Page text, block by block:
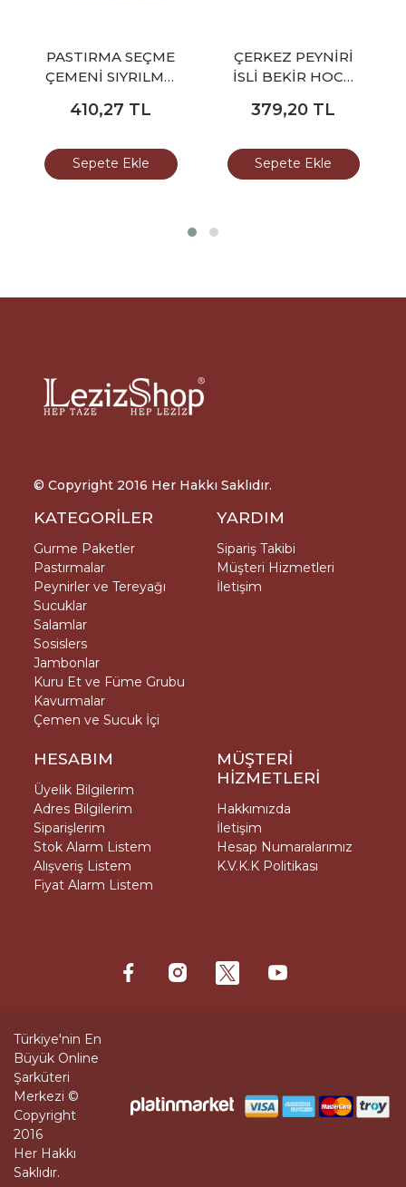
PASTIRMA SEÇME
ÇEMENİ SIYRILMIŞ
HOCA 100 GR
410,27 TL
Sepete Ekle
ÇERKEZ PEYNİRİ
İSLİ BEKİR HOCA
379,20 TL
Sepete Ekle
© Copyright 2016 Her Hakkı Saklıdır.
KATEGORİLER
Gurme Paketler
Pastırmalar
Peynirler ve Tereyağı
Sucuklar
Salamlar
Sosislers
Jambonlar
Kuru Et ve Füme Grubu
Kavurmalar
Çemen ve Sucuk İçi
YARDIM
Sipariş Takibi
Müşteri Hizmetleri
İletişim
HESABIM
Üyelik Bilgilerim
Adres Bilgilerim
Siparişlerim
Stok Alarm Listem
Alışveriş Listem
Fiyat Alarm Listem
MÜŞTERİ
HİZMETLERİ
Hakkımızda
İletişim
Hesap Numaralarımız
K.V.K.K Politikası
Türkiye'nin En
Büyük Online
Şarküteri
Merkezi ©
Copyright
2016
Her Hakkı
Saklıdır.